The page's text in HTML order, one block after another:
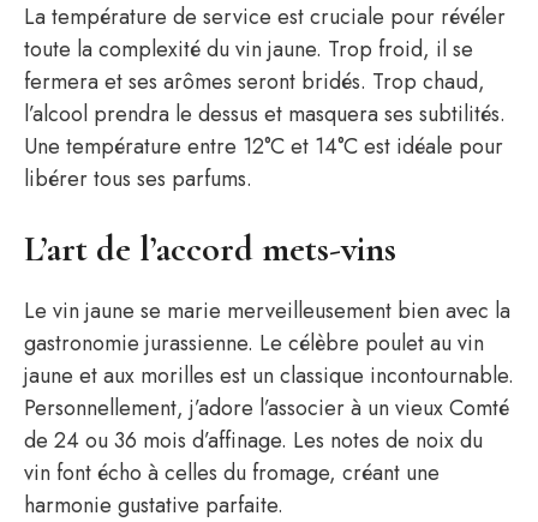
La température de service est cruciale pour révéler
toute la complexité du vin jaune. Trop froid, il se
fermera et ses arômes seront bridés. Trop chaud,
l’alcool prendra le dessus et masquera ses subtilités.
Une température entre 12°C et 14°C est idéale pour
libérer tous ses parfums.
L’art de l’accord mets-vins
Le vin jaune se marie merveilleusement bien avec la
gastronomie jurassienne. Le célèbre poulet au vin
jaune et aux morilles est un classique incontournable.
Personnellement, j’adore l’associer à un vieux Comté
de 24 ou 36 mois d’affinage. Les notes de noix du
vin font écho à celles du fromage, créant une
harmonie gustative parfaite.